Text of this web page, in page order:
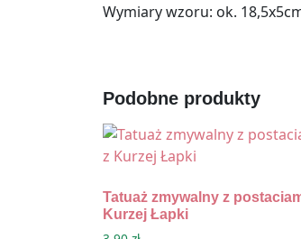
Wymiary wzoru: ok.
Podobne produkty
Tatuaż zmywalny z
Kurzej Łapki